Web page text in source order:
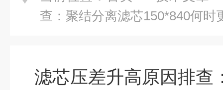
查：聚结分离滤芯150*840何时
滤芯压差升高原因排查